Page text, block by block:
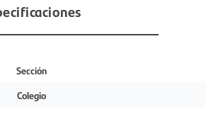
Sección
Colegio